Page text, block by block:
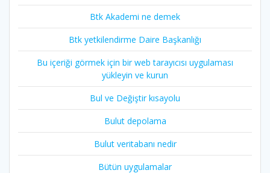
Btk Akademi ne demek
Btk yetkilendirme Daire Başkanlığı
Bu içeriği görmek için bir web tarayıcısı uygulaması
yükleyin ve kurun
Bul ve Değiştir kısayolu
Bulut depolama
Bulut veritabanı nedir
Bütün uygulamalar